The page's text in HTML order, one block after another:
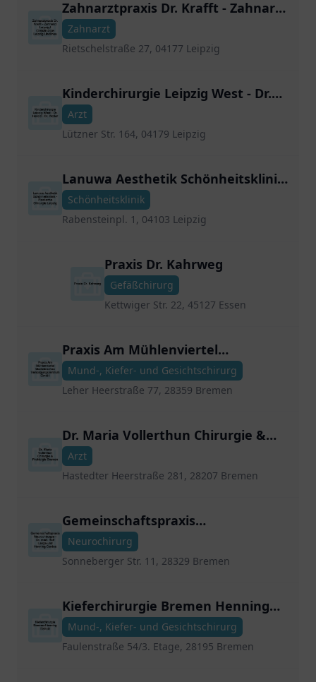
Zahnarztpraxis Dr. Krafft - Zahnarzt
Leipzig | Oralchirurgie Leipzig
Lindenau
Zahnarzt
Rietschelstraße 27, 04177 Leipzig
Kinderchirurgie Leipzig West - Dr.
Herold | Dr. Woller
Arzt
Lützner Str. 164, 04179 Leipzig
Lanuwa Aesthetik Schönheitsklinik
- Plastische Chirurgie Leipzig
Schönheitsklinik
Rabensteinpl. 1, 04103 Leipzig
Praxis Dr. Kahrweg
Gefäßchirurg
Kettwiger Str. 22, 45127 Essen
Praxis Am Mühlenviertel
Medizinisches
Versorgungszentrum GmbH
Mund-, Kiefer- und Gesichtschirurg
Leher Heerstraße 77, 28359 Bremen
Dr. Maria Vollerthun Chirurgie &
Proktolgie Bremen
Arzt
Hastedter Heerstraße 281, 28207 Bremen
Gemeinschaftspraxis
Neurochirurgie - Dr. med. Ralf
Laege und Henning Cordes
Neurochirurg
Sonneberger Str. 11, 28329 Bremen
Kieferchirurgie Bremen Henning
Elsholz
Mund-, Kiefer- und Gesichtschirurg
Faulenstraße 54/3. Etage, 28195 Bremen